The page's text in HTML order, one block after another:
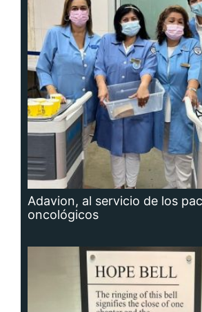
Adavion, al servicio de los
oncológicos